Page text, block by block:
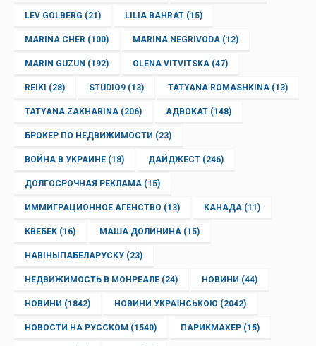
LEV GOLBERG (21) LILIA BAHRAT (15)
MARINA CHER (100) MARINA NEGRIVODA (12)
MARIN GUZUN (192) OLENA VITVITSKA (47)
REIKI (28) STUDIO9 (13) TATYANA ROMASHKINA (13)
TATYANA ZAKHARINA (206) АДВОКАТ (148)
БРОКЕР ПО НЕДВИЖИМОСТИ (23)
ВОЙНА В УКРАИНЕ (18) ДАЙДЖЕСТ (246)
ДОЛГОСРОЧНАЯ РЕКЛАМА (15)
ИММИГРАЦИОННОЕ АГЕНСТВО (13) КАНАДА (11)
КВЕБЕК (16) МАША ДОЛИНИНА (15)
НАВІНЫПАБЕЛАРУСКУ (23)
НЕДВИЖИМОСТЬ В МОНРЕАЛЕ (24) НОВИНИ (44)
НОВИНИ (1842) НОВИНИ УКРАЇНСЬКОЮ (2042)
НОВОСТИ НА РУССКОМ (1540) ПАРИКМАХЕР (15)